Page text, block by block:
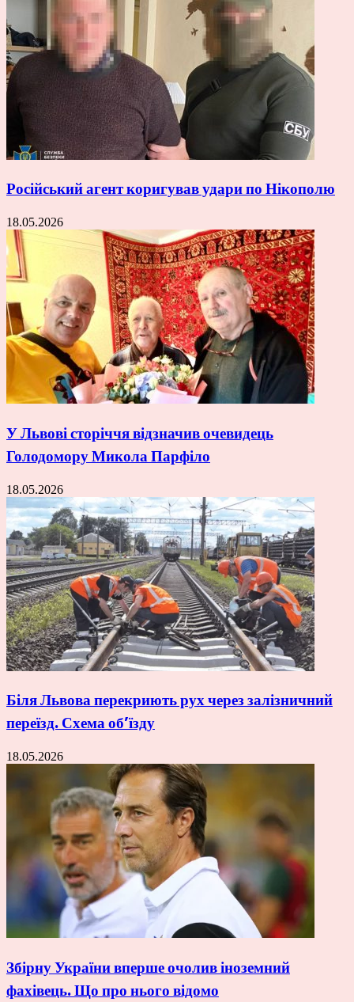
Російський агент коригував удари по Нікополю
18.05.2026
У Львові сторіччя відзначив очевидець
Голодомору Микола Парфіло
18.05.2026
Біля Львова перекриють рух через залізничний
переїзд. Схема об’їзду
18.05.2026
Збірну України вперше очолив іноземний
фахівець. Що про нього відомо